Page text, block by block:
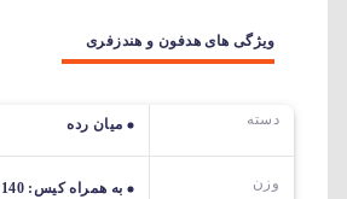
ویژگی های هدفون و هندزفری
دسته میان رده
وزن
به همراه کیس: 140 گرم